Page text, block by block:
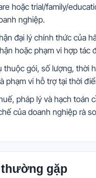
hoặc trial/family/
nghiệp.
đại lý chính thức của
hoặc phạm vi hợp tác
thuộc gói, số lượng, thời
phạm vi hỗ trợ tại thời
pháp lý và hạch toán
của doanh nghiệp rà
gặp